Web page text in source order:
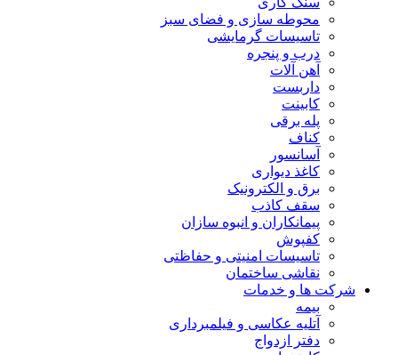
محوطه سازی و فضای سبز
تاسیسات گرمایشی
درب و پنجره
آهن آلات
داربست
کابینت
پله برقی
کناف
آسانسور
کاغذ دیواری
برق و الکترونیک
سقف کاذب
پیمانکاران و انبوه سازان
کفپوش
تاسیسات امنیتی و حفاظتی
نقاشی ساختمان
شرکت ها و خدمات
بیمه
آتلیه عکاسی و فیلمبرداری
دفتر ازدواج